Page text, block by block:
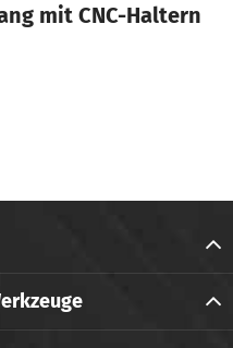
mit CNC-Haltern